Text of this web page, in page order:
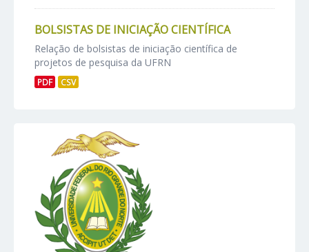
BOLSISTAS DE INICIAÇÃO CIENTÍFICA
Relação de bolsistas de iniciação científica de
projetos de pesquisa da UFRN
PDF CSV